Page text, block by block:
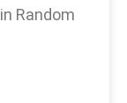
Random